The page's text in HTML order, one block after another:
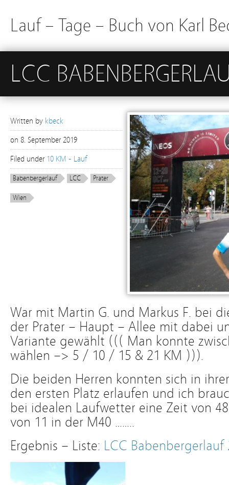
Lauf – Tage – Buch von Karl
LCC
Written by kbeck
on 8. September 2019
Filed under 10 KM - Lauf
Babenbergerlauf LCC Prater
Wien
War mit Martin G. und Markus F. bei
der Prater – Haupt – Allee mit dabei
Variante gewählt ((( Man konnte
wählen –> 5 / 10 / 15 & 21 KM ))).
Die beiden Herren konnten sich in
den ersten Platz erlaufen und ich
bei idealen Laufwetter eine Zeit von
von 11 in der M40 ……..
Ergebnis – Liste: LCC Babenbergerlauf